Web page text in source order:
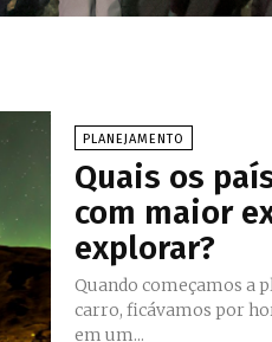
PLANEJAMENTO
Quais os
com maior
explorar?
Quando começamos a
carro, ficávamos por
em um...